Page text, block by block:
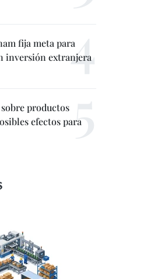
fija meta para
inversión extranjera
productos
efectos para